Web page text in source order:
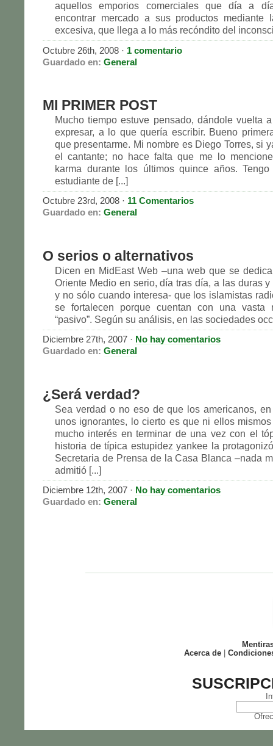
aquellos emporios comerciales que día a
encontrar mercado a sus productos mediante
excesiva, que llega a lo más recóndito del
Octubre 26th, 2008 · 1 comentario
Guardado en: General
MI PRIMER POST
Mucho tiempo estuve pensado, dándole vuelta
expresar, a lo que quería escribir. Bueno
que presentarme. Mi nombre es Diego Torres, si
el cantante; no hace falta que me lo
karma durante los últimos quince años.
estudiante de [...]
Octubre 23rd, 2008 · 11 Comentarios
Guardado en: General
O serios o alternativos
Dicen en MidEast Web –una web que se
Oriente Medio en serio, día tras día, a las duras
y no sólo cuando interesa- que los islamistas
se fortalecen porque cuentan con una vasta
“pasivo”. Según su análisis, en las sociedades
Diciembre 27th, 2007 · No hay comentarios
Guardado en: General
¿Será verdad?
Sea verdad o no eso de que los americanos,
unos ignorantes, lo cierto es que ni ellos
mucho interés en terminar de una vez con el
historia de típica estupidez yankee la
Secretaria de Prensa de la Casa Blanca –nada
admitió [...]
Diciembre 12th, 2007 · No hay comentarios
Guardado en: General
Acerca de